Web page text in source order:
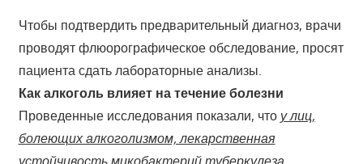
Чтобы подтвердить предварительный диагноз, врачи
проводят флюорографическое обследование, просят
пациента сдать лабораторные анализы.
Как алкоголь влияет на течение болезни
Проведенные исследования показали, что у лиц,
болеющих алкоголизмом, лекарственная
устойчивость микобактерий туберкулеза